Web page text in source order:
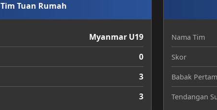
Tim Tuan Rumah
Myanmar U19
0
3
3
Nama Tim
Skor
Babak
Tendangan